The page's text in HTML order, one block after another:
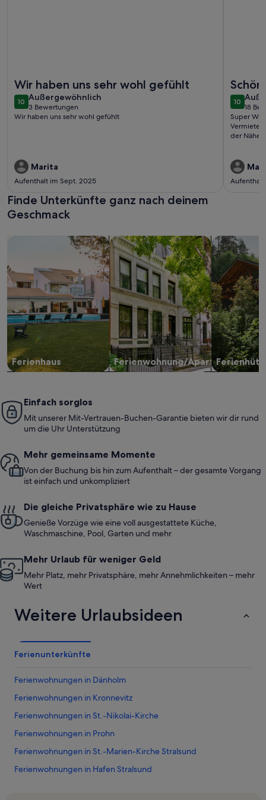
Wir haben uns sehr wohl gefühlt
1010 von 10
Außergewöhnlich
außergewöhnlich
3 Bewertungen
(3
Wir haben uns sehr wohl gefühlt
Marita
Aufenthalt im Sept. 2025
1010 von
18
(18
Super
Vermieter,
der Nähe.
Finde Unterkünfte ganz nach deinem
Geschmack
Ferienhaus
Suche nach Ferienhäusern
Ferienwohnung/Apartment
Suche nach Ferienwohnungen oder
Suche nach
Einfach sorglos
Mit unserer Mit-Vertrauen-Buchen-Garantie bieten wir dir rund
um die Uhr Unterstützung
Mehr gemeinsame Momente
Von der Buchung bis hin zum Aufenthalt – der gesamte Vorgang
ist einfach und unkompliziert
Die gleiche Privatsphäre wie zu Hause
Genieße Vorzüge wie eine voll ausgestattete Küche,
Waschmaschine, Pool, Garten und mehr
Mehr Urlaub für weniger Geld
Mehr Platz, mehr Privatsphäre, mehr Annehmlichkeiten – mehr
Wert
Weitere Urlaubsideen
Ferienunterkünfte
Ferienwohnungen in Dänholm
Ferienwohnungen in Kronnevitz
Ferienwohnungen in St.-Nikolai-Kirche
Ferienwohnungen in Prohn
Ferienwohnungen in St.-Marien-Kirche Stralsund
Ferienwohnungen in Hafen Stralsund